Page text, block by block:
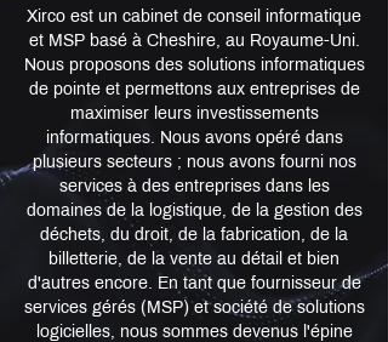
Xirco est un cabinet de conseil informatique
et MSP basé à Cheshire, au Royaume-Uni.
Nous proposons des solutions informatiques
de pointe et permettons aux entreprises de
maximiser leurs investissements
informatiques. Nous avons opéré dans
plusieurs secteurs ; nous avons fourni nos
services à des entreprises dans les
domaines de la logistique, de la gestion des
déchets, du droit, de la fabrication, de la
billetterie, de la vente au détail et bien
d'autres encore. En tant que fournisseur de
services gérés (MSP) et société de solutions
logicielles, nous sommes devenus l'épine